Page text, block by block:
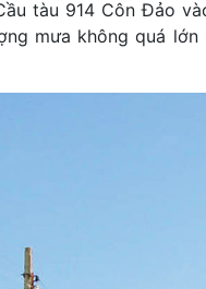
tàu 914 Côn Đảo
mưa không quá